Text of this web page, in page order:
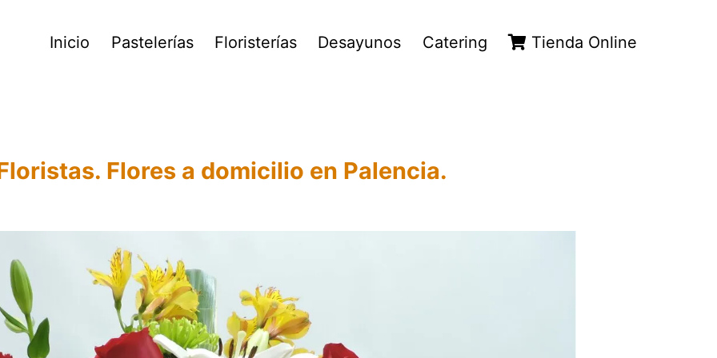
Inicio Pastelerías Floristerías Desayunos Catering Tienda Online
Flores a domicilio en Palencia.